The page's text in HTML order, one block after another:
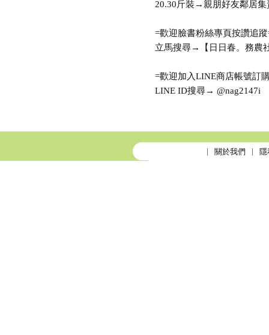
20.30斤裝→親朋好友鄰居集
=歡迎臉書粉絲專頁按讚追蹤
立馬搜尋→【日日春。務農
=歡迎加入LINE商店帳號訂
LINE ID搜尋→ @nag2147i
關於我們